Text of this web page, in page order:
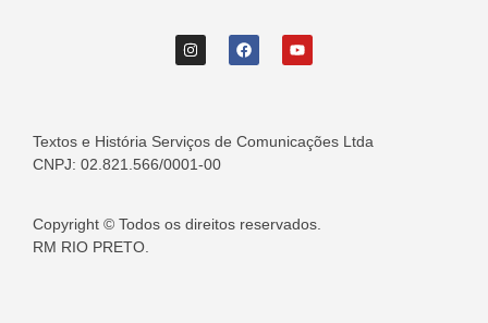
Textos e História Serviços de Comunicações Ltda
CNPJ: 02.821.566/0001-00
Copyright © Todos os direitos reservados.
RM RIO PRETO.